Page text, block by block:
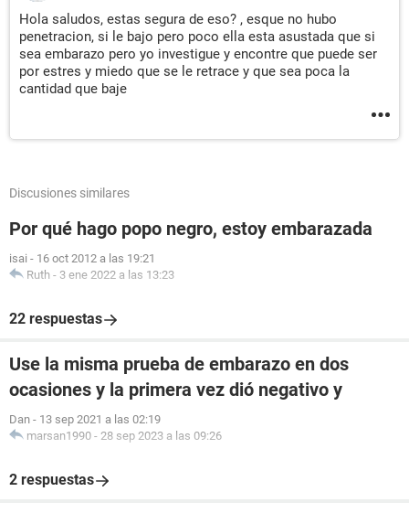
Hola saludos, estas segura de eso? , esque no hubo
penetracion, si le bajo pero poco ella esta asustada que si
sea embarazo pero yo investigue y encontre que puede ser
por estres y miedo que se le retrace y que sea poca la
cantidad que baje
Discusiones similares
Por qué hago popo negro, estoy embarazada
isai - 16 oct 2012 a las 19:21
Ruth - 3 ene 2022 a las 13:23
22 respuestas
Use la misma prueba de embarazo en dos
ocasiones y la primera vez dió negativo y
Dan - 13 sep 2021 a las 02:19
marsan1990 - 28 sep 2023 a las 09:26
2 respuestas